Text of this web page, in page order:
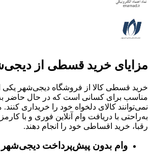
مزایای خرید قسطی از
خرید قسطی کالا از فروشگاه دیجی‌شهر یکی
مناسب برای کسانی است که در حال حاضر
نمی‌توانند کالای دلخواه خود را خریداری
به‌راحتی با دریافت وام آنلاین فوری و با
رقبا، خرید اقساطی خود را انجام دهند.
وام بدون پیش‌پرداخت‌ دیجی‌شهر